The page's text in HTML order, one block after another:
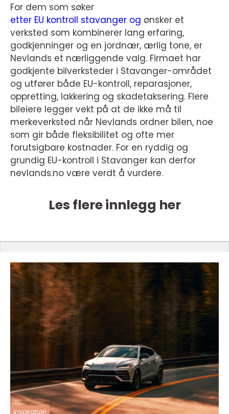
For dem som søker
etter EU kontroll stavanger og ønsker et
verksted som kombinerer lang erfaring,
godkjenninger og en jordnær, ærlig tone, er
Nevlands et nærliggende valg. Firmaet har
godkjente bilverksteder i Stavanger-området
og utfører både EU-kontroll, reparasjoner,
oppretting, lakkering og skadetaksering. Flere
bileiere legger vekt på at de ikke må til
merkeverksted når Nevlands ordner bilen, noe
som gir både fleksibilitet og ofte mer
forutsigbare kostnader. For en ryddig og
grundig EU-kontroll i Stavanger kan derfor
nevlands.no være verdt å vurdere.
Les flere innlegg her
inspiration